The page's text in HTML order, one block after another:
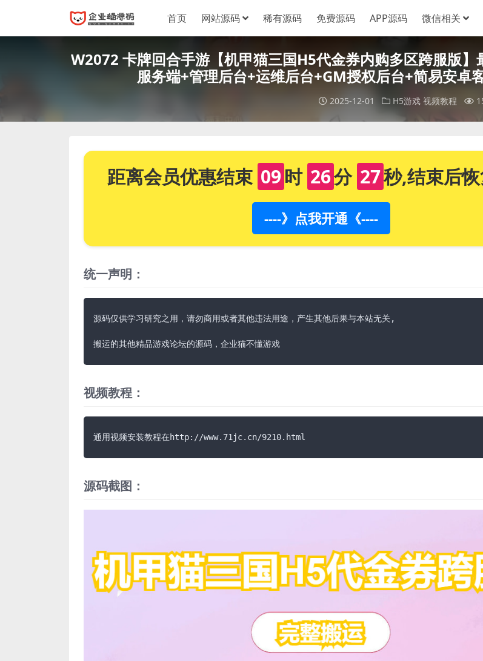
首页 网站源码 稀有源码 免费源码 APP源码 微信相关
W2072 卡牌回合手游【机甲猫三国H5代金券内购多区跨服版
服务端+管理后台+运维后台+GM授权后台+简易安卓
2025-12-01 H5游戏 视频教程
距离会员优惠结束 09时 26分 25秒,结束后
----》点我开通《----
统一声明：
源码仅供学习研究之用，请勿商用或者其他违法用途，产生其他后果与本站无关,
搬运的其他精品游戏论坛的源码，企业猫不懂游戏
视频教程：
通用视频安装教程在http://www.71jc.cn/9210.html
源码截图：